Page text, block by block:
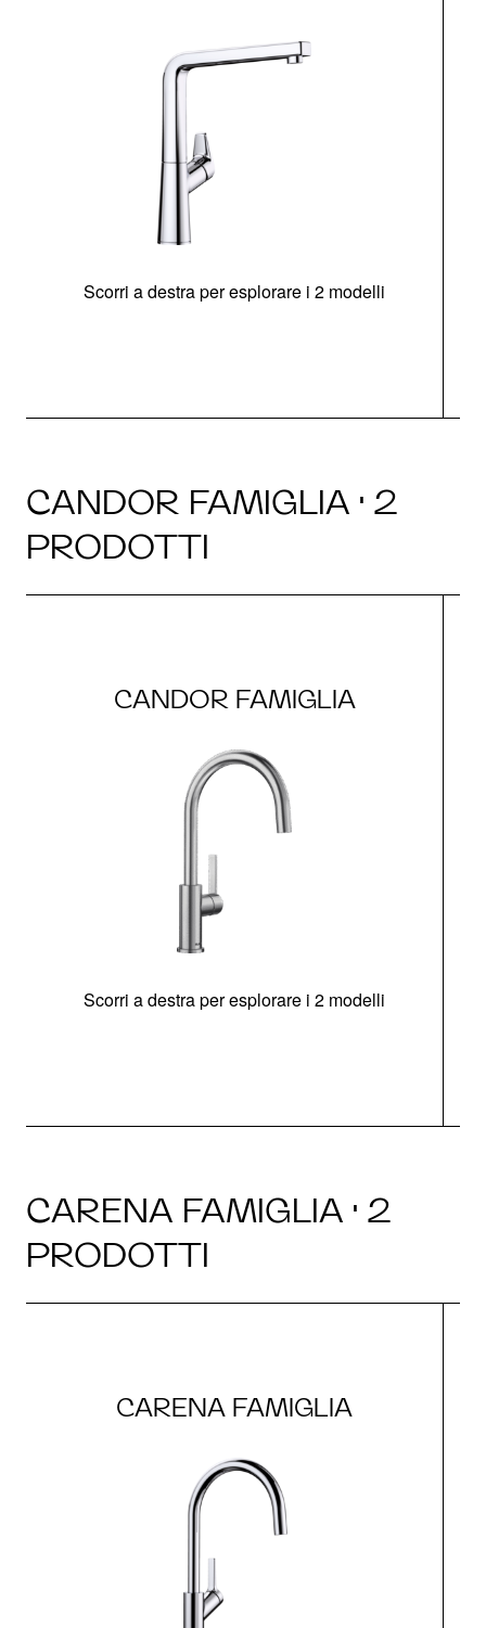
Scorri a destra per esplorare i 2 modelli
CANDOR FAMIGLIA · 2
PRODOTTI
CANDOR FAMIGLIA
Scorri a destra per esplorare i 2 modelli
CARENA FAMIGLIA · 2
PRODOTTI
CARENA FAMIGLIA